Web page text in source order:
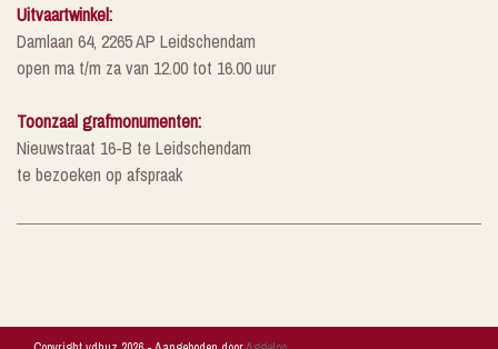
Uitvaartwinkel:
Damlaan 64, 2265 AP Leidschendam
open ma t/m za van 12.00 tot 16.00 uur
Toonzaal grafmonumenten:
Nieuwstraat 16-B te Leidschendam
te bezoeken op afspraak